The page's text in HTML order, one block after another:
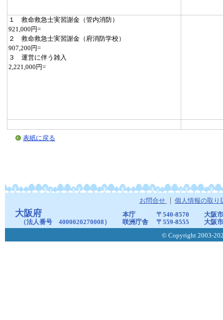
１ 救命救急士実習謝金（管内消防）
921,000円=
２ 救命救急士実習謝金（府消防学校）
907,200円=
３ 運営に伴う雑入
2,221,000円=
表紙に戻る
お問合せ 個人情報の取り
大阪府
（法人番号 4000020270008）
本庁 〒540-8570
大阪
咲洲庁舎
〒559-8555
大阪
© Copyright 2003-